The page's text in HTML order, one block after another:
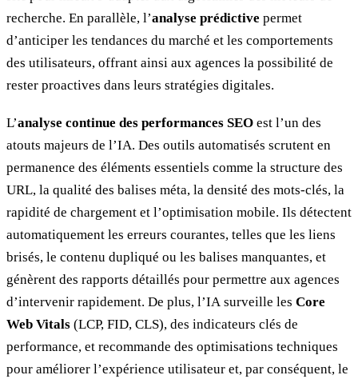
recherche. En parallèle, l’analyse prédictive permet
d’anticiper les tendances du marché et les comportements
des utilisateurs, offrant ainsi aux agences la possibilité de
rester proactives dans leurs stratégies digitales.
L’analyse continue des performances SEO est l’un des
atouts majeurs de l’IA. Des outils automatisés scrutent en
permanence des éléments essentiels comme la structure des
URL, la qualité des balises méta, la densité des mots-clés, la
rapidité de chargement et l’optimisation mobile. Ils détectent
automatiquement les erreurs courantes, telles que les liens
brisés, le contenu dupliqué ou les balises manquantes, et
génèrent des rapports détaillés pour permettre aux agences
d’intervenir rapidement. De plus, l’IA surveille les Core
Web Vitals (LCP, FID, CLS), des indicateurs clés de
performance, et recommande des optimisations techniques
pour améliorer l’expérience utilisateur et, par conséquent, le